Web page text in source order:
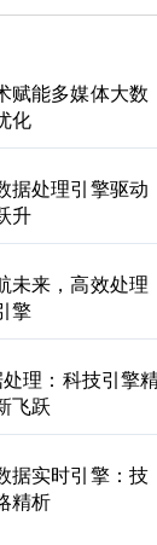
赋能多媒体大数
化
据处理引擎驱动
升
未来，高效处理
擎
理：科技引擎
飞跃
据实时引擎：技
精析